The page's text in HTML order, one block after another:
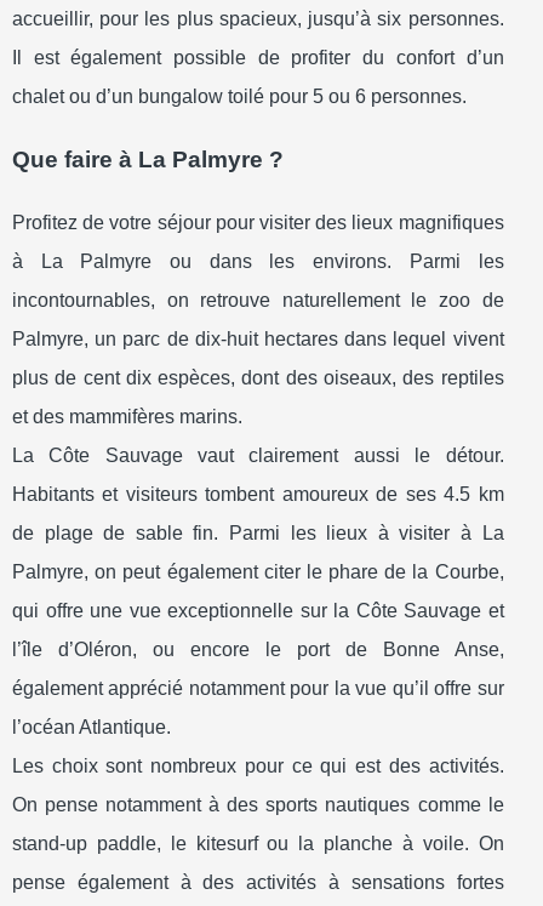
accueillir, pour les plus spacieux, jusqu’à six personnes.
Il est également possible de profiter du confort d’un
chalet ou d’un bungalow toilé pour 5 ou 6 personnes.
Que faire à La Palmyre ?
Profitez de votre séjour pour visiter des lieux magnifiques
à La Palmyre ou dans les environs. Parmi les
incontournables, on retrouve naturellement le zoo de
Palmyre, un parc de dix-huit hectares dans lequel vivent
plus de cent dix espèces, dont des oiseaux, des reptiles
et des mammifères marins.
La Côte Sauvage vaut clairement aussi le détour.
Habitants et visiteurs tombent amoureux de ses 4.5 km
de plage de sable fin. Parmi les lieux à visiter à La
Palmyre, on peut également citer le phare de la Courbe,
qui offre une vue exceptionnelle sur la Côte Sauvage et
l’île d’Oléron, ou encore le port de Bonne Anse,
également apprécié notamment pour la vue qu’il offre sur
l’océan Atlantique.
Les choix sont nombreux pour ce qui est des activités.
On pense notamment à des sports nautiques comme le
stand-up paddle, le kitesurf ou la planche à voile. On
pense également à des activités à sensations fortes